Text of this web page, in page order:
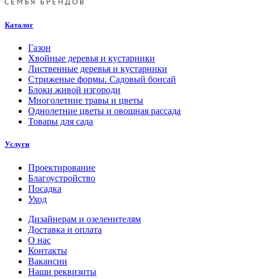
Каталог
Газон
Хвойные деревья и кустарники
Лиственные деревья и кустарники
Стриженые формы. Садовый бонсай
Блоки живой изгороди
Многолетние травы и цветы
Однолетние цветы и овощная рассада
Товары для сада
Услуги
Проектирование
Благоустройство
Посадка
Уход
Дизайнерам и озеленителям
Доставка и оплата
О нас
Контакты
Вакансии
Наши реквизиты